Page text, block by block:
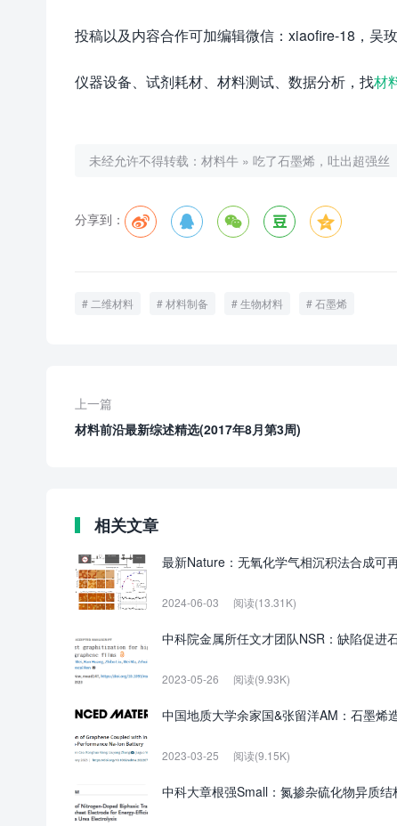
投稿以及内容合作可加编辑微信：xiaofire-18，吴
仪器设备、试剂耗材、材料测试、数据分析，找材
未经允许不得转载： 材料牛 » 吃了石墨烯，吐出超强丝
分享到：     
二维材料 材料制备 生物材料 石墨烯
上一篇
材料前沿最新综述精选(2017年8月第3周)
相关文章
最新Nature：无氧化学气相沉积法合成可
2024-06-03 阅读(13.31K)
中科院金属所任文才团队NSR：缺陷促进
2023-05-26 阅读(9.93K)
中国地质大学余家国&张留洋AM：石墨烯
2023-03-25 阅读(9.15K)
中科大章根强Small：氮掺杂硫化物异质